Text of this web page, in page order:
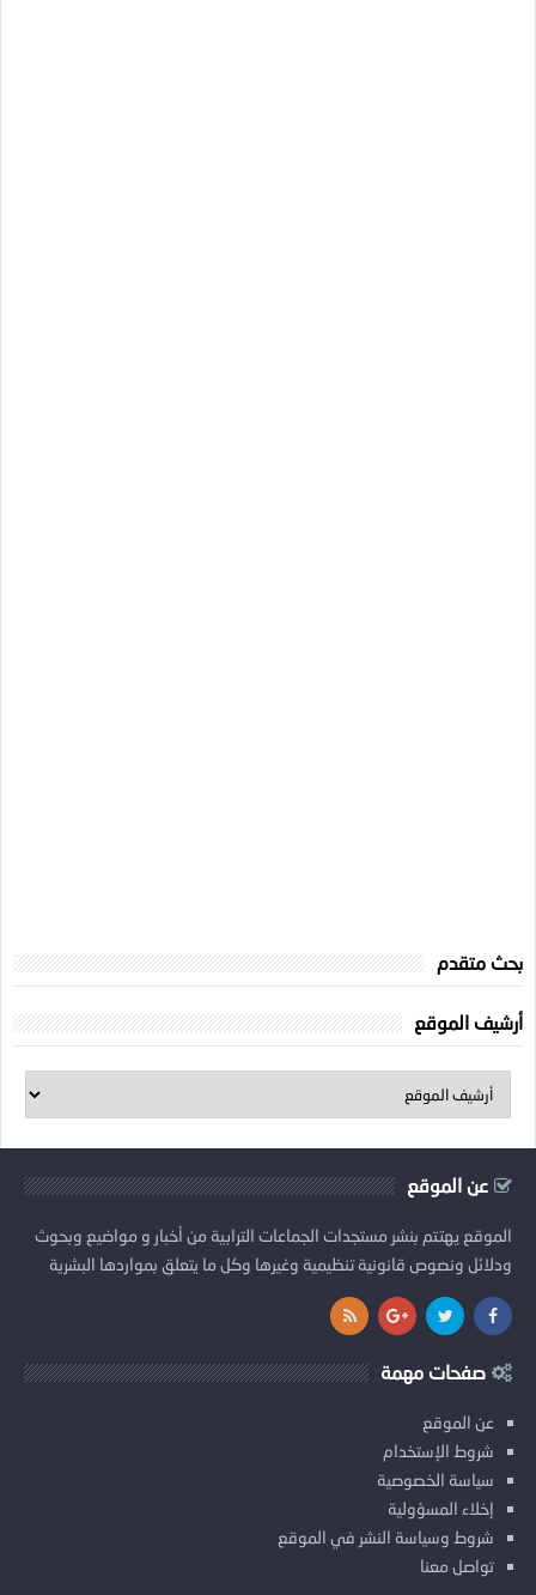
بحث متقدم
أرشيف الموقع
عن الموقع
الموقع يهتتم بنشر مستجدات الجماعات الترابية من أخبار و مواضيع وبحوث
ودلائل ونصوص قانونية تنظيمية وغيرها وكل ما يتعلق بمواردها البشرية
صفحات مهمة
عن الموقع
شروط الإستخدام
سياسة الخصوصية
إخلاء المسؤولية
شروط وسياسة النشر في الموقع
تواصل معنا